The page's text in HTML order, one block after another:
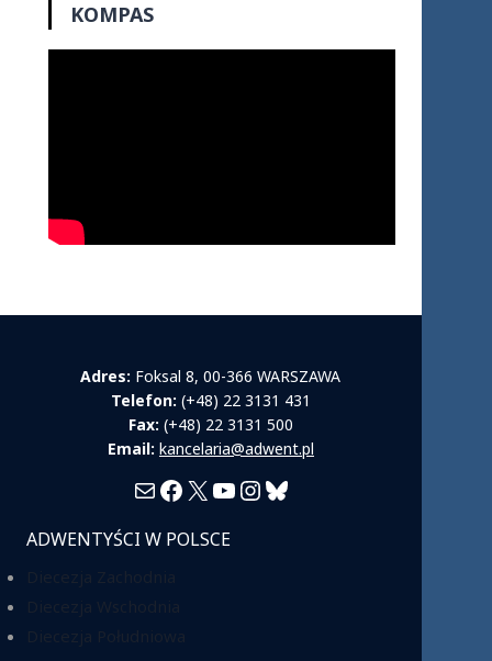
KOMPAS
Adres: Foksal 8, 00-366 WARSZAWA
Telefon: (+48) 22 3131 431
Fax: (+48) 22 3131 500
Email: kancelaria@adwent.pl
MailFacebook
X YouTube
Instagram
Bluesky
ADWENTYŚCI W POLSCE